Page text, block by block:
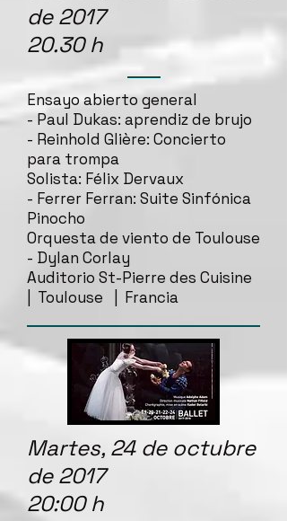
de 2017
20.30 h
Ensayo abierto general
- Paul Dukas: aprendiz de brujo
- Reinhold Glière: Concierto
para trompa
Solista: Félix Dervaux
- Ferrer Ferran: Suite Sinfónica
Pinocho
Orquesta de viento de Toulouse
- Dylan Corlay
Auditorio St-Pierre des Cuisine
| Toulouse | Francia
Martes, 24 de octubre
de 2017
20:00 h